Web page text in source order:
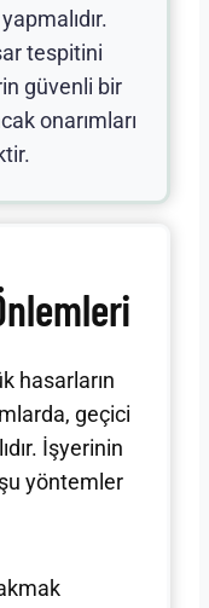
tespitini
güvenli bir
onarımları
hasarların
geçici
İşyerinin
yöntemler